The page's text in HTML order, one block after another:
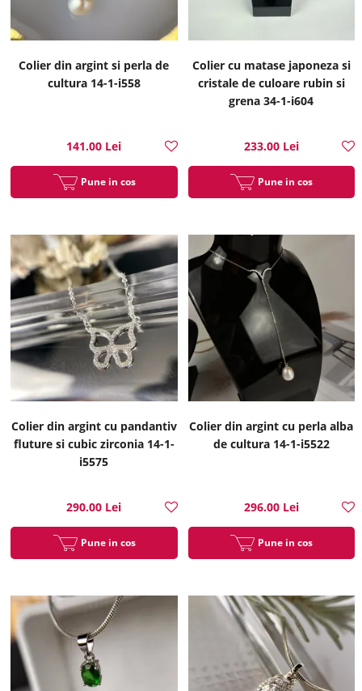
Colier din argint si perla de
cultura 14-1-i558
141.00 Lei
Pune in cos
Colier cu matase japoneza si
cristale de culoare rubin si
grena 34-1-i604
233.00 Lei
Pune in cos
Colier din argint cu pandantiv
fluture si cubic zirconia 14-1-
i5575
290.00 Lei
Pune in cos
Colier din argint cu perla alba
de cultura 14-1-i5522
296.00 Lei
Pune in cos